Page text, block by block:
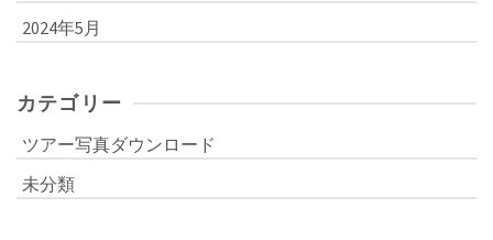
2024年5月
カテゴリー
ツアー写真ダウンロード
未分類